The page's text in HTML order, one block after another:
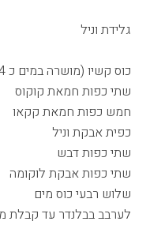
גלידת וניל
כוס קשיו (מושרה במים כ 4 שעות)
שתי כפות חמאת קוקוס
חמש כפות חמאת קקאו
כפית אבקת וניל
שתי כפות דבש
שתי כפות אבקת לוקומה
שלוש רבעי כוס מים
לערבב בבלנדר עד קבלת